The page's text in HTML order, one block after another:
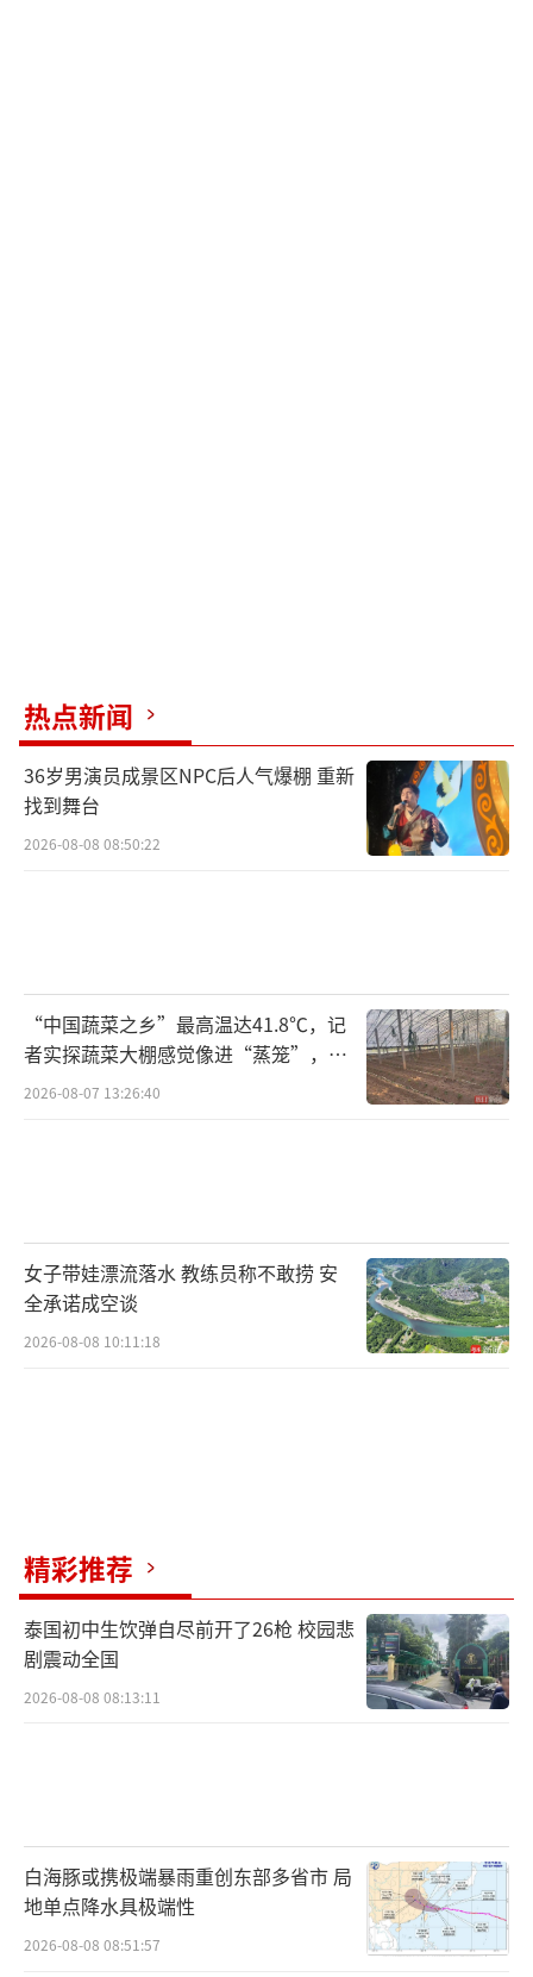
热点新闻
36岁男演员成景区NPC后人气爆棚 重新
找到舞台
2026-08-08 08:50:22
“中国蔬菜之乡”最高温达41.8℃，记
者实探蔬菜大棚感觉像进“蒸笼”，有
村民称只能凌晨两点起来干活
2026-08-07 13:26:40
女子带娃漂流落水 教练员称不敢捞 安
全承诺成空谈
2026-08-08 10:11:18
精彩推荐
泰国初中生饮弹自尽前开了26枪 校园悲
剧震动全国
2026-08-08 08:13:11
白海豚或携极端暴雨重创东部多省市 局
地单点降水具极端性
2026-08-08 08:51:57